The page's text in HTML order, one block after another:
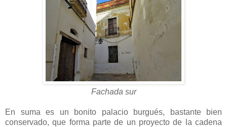
Fachada sur
En suma es un bonito palacio burgués, bastante bien
conservado, que forma parte de un proyecto de la cadena